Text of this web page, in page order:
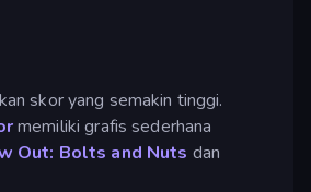
skor yang semakin tinggi.
memiliki grafis sederhana
Out: Bolts and Nuts dan